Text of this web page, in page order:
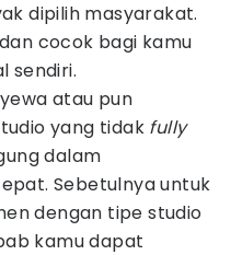
dipilih masyarakat.
cocok bagi kamu
sendiri.
atau pun
yang tidak fully
dalam
Sebetulnya untuk
dengan tipe studio
kamu dapat